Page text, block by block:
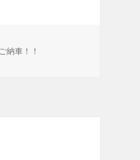
ご納車！！